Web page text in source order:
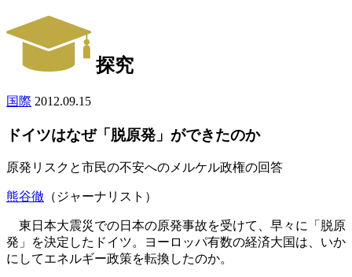
探究
国際 2012.09.15
ドイツはなぜ「脱原発」ができたのか
原発リスクと市民の不安へのメルケル政権の回答
熊谷徹 （ジャーナリスト）
東日本大震災での日本の原発事故を受けて、早々に「脱原
発」を決定したドイツ。ヨーロッパ有数の経済大国は、いか
にしてエネルギー政策を転換したのか。